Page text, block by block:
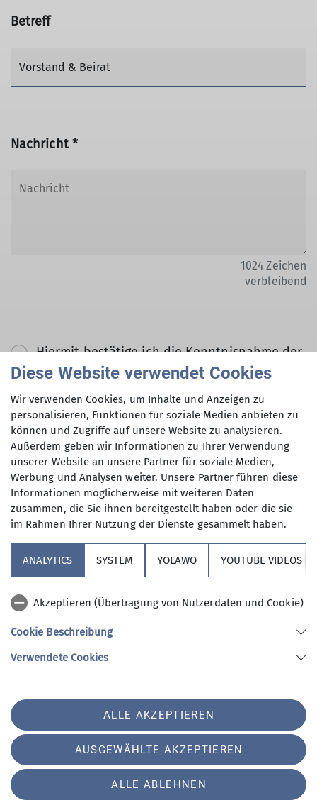
Betreff
Nachricht *
1024 Zeichen
verbleibend
Hiermit bestätige ich die Kenntnisnahme der
Datenschutzerklärung *
Hiermit erkläre ich mich einverstanden, dass
meine in das Kontaktformular eingegebenen
Daten elektronisch gesichert und zum Zweck
der Kontaktaufnahme verarbeitet und
genutzt werden. Mir ist bekannt, dass ich
meine Einwilligung jederzeit wiederrufen
kann. *
Mit (*) markierte Felder
sind Pflichtfelder
Sektion Vierseenland des Deutschen Alpenvereins e.V.
Hauptstraße 42
82229 Seefeld
Telefon +4981529839280
Datenschutz-Einstellungen
Datenschutz
Diese Website verwendet Cookies
Wir verwenden Cookies, um Inhalte und Anzeigen zu
personalisieren, Funktionen für soziale Medien anbieten zu
können und Zugriffe auf unsere Website zu analysieren.
Außerdem geben wir Informationen zu Ihrer Verwendung
unserer Website an unsere Partner für soziale Medien,
Werbung und Analysen weiter. Unsere Partner führen diese
Informationen möglicherweise mit weiteren Daten
zusammen, die Sie ihnen bereitgestellt haben oder die sie
im Rahmen Ihrer Nutzung der Dienste gesammelt haben.
ANALYTICS SYSTEM YOLAWO YOUTUBE VIDEOS
Akzeptieren (Übertragung von Nutzerdaten und Cookie)
Cookie Beschreibung
Verwendete Cookies
ALLE AKZEPTIEREN
AUSGEWÄHLTE AKZEPTIEREN
ALLE ABLEHNEN